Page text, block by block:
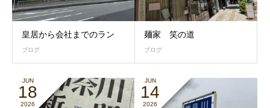
皇居から会社までのラン
ブログ
麺家 笑の道
ブログ
JUN
18
2026
JUN
14
2026